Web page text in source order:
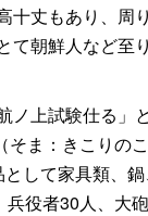
十丈もあり、
て朝鮮人など
上試験仕る」
そま：きこりの
して家具類、
役者30人、大